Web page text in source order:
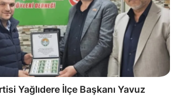
Yağlıdere İlçe Başkanı Yavuz